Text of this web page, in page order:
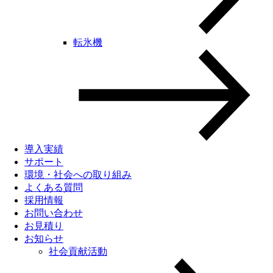
転氷機
導入実績
サポート
環境・社会への取り組み
よくある質問
採用情報
お問い合わせ
お見積り
お知らせ
社会貢献活動